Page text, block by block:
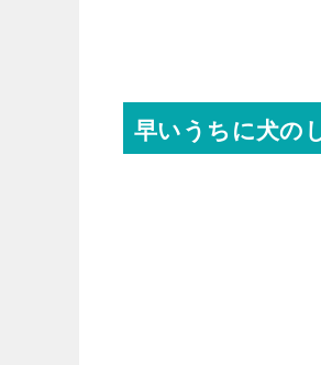
早いうちに犬の